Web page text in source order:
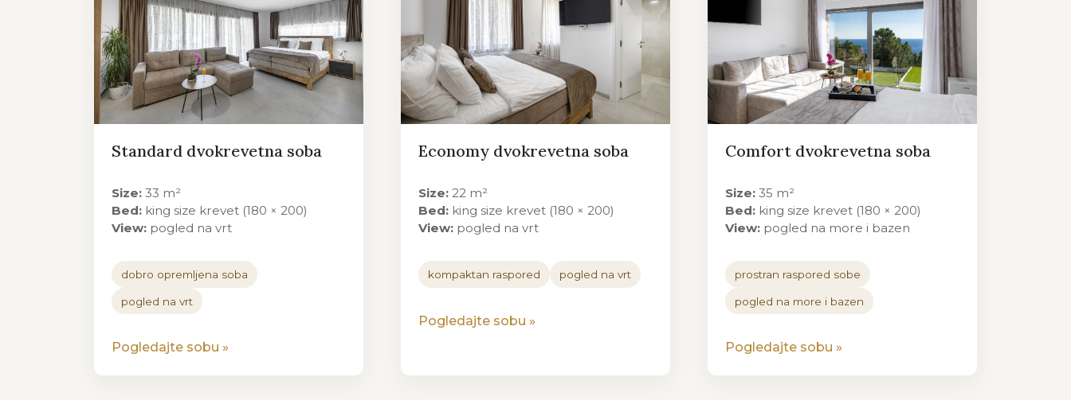
Standard dvokrevetna soba
Size: 33 m²
Bed: king size krevet (180 × 200)
View: pogled na vrt
dobro opremljena soba
pogled na vrt
Pogledajte sobu »
Economy dvokrevetna soba
Size: 22 m²
Bed: king size krevet (180 × 200)
View: pogled na vrt
kompaktan raspored pogled na vrt
Pogledajte sobu »
Comfort dvokrevetna soba
Size: 35 m²
Bed: king size krevet (180 × 200)
View: pogled na more i bazen
prostran raspored sobe
pogled na more i bazen
Pogledajte sobu »